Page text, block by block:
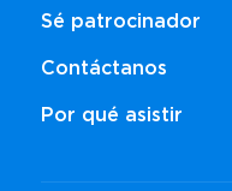
Sé patrocinador
Contáctanos
Por qué asistir